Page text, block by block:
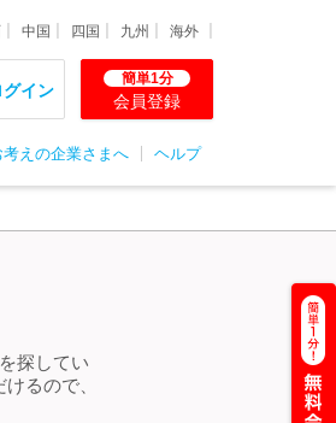
中国 四国 九州 海外
グイン
簡単1分
会員登録
えの企業さまへ ヘルプ
探してい
るので、